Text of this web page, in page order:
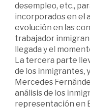
desempleo, etc.,
incorporados en el
evolución en las
trabajador
llegada y el
La tercera parte
de los inmigrantes,
Mercedes
análisis de los
representación en